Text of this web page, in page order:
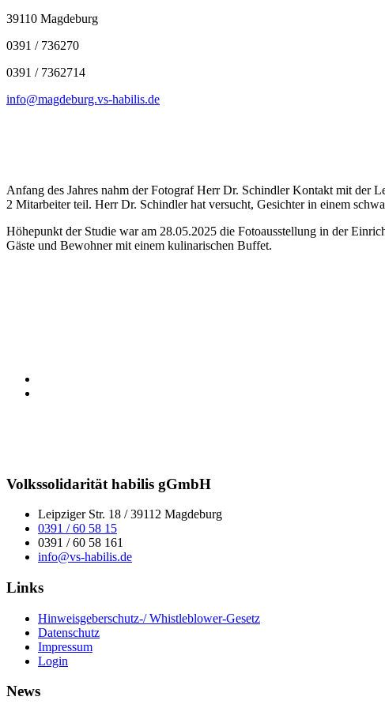
39110 Magdeburg
0391 / 736270
0391 / 7362714
info@magdeburg.vs-habilis.de
Anfang des Jahres nahm der Fotograf Herr Dr. Schindler Kontakt mit der
2 Mitarbeiter teil. Herr Dr. Schindler hat versucht, Gesichter in einem
Höhepunkt der Studie war am 28.05.2025 die Fotoausstellung in der
Gäste und Bewohner mit einem kulinarischen Buffet.
Volkssolidarität habilis gGmbH
Leipziger Str. 18 / 39112 Magdeburg
0391 / 60 58 15
0391 / 60 58 161
info@vs-habilis.de
Links
Hinweisgeberschutz-/ Whistleblower-Gesetz
Datenschutz
Impressum
Login
News